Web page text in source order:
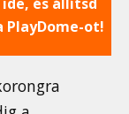
ot!